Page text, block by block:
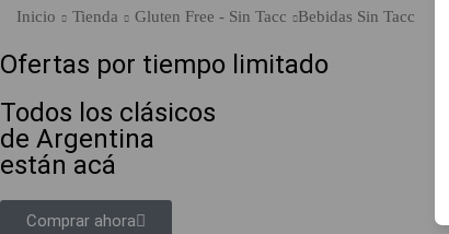
Inicio Tienda Gluten Free - Sin Tacc Bebidas Sin Tacc
Ofertas por tiempo limitado
Todos los clásicos
de Argentina
están acá
Comprar ahora